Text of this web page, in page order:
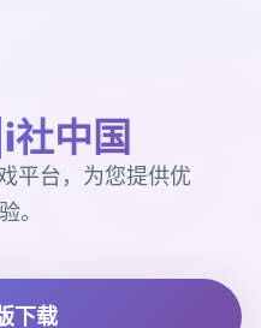
中国
平台，为您提供优
。
下载